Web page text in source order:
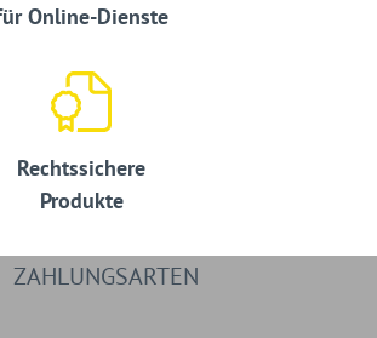
Online-Dienste
Rechtssichere
Produkte
ZAHLUNGSARTEN